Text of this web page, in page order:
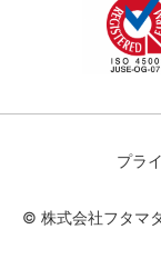
プラ
© 株式会社フタマ